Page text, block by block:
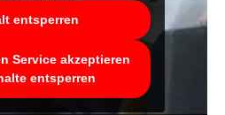
entsperren
Service akzeptieren
entsperren